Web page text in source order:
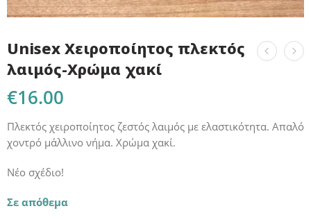
Unisex Χειροποίητος πλεκτός
λαιμός-Χρώμα χακί
€16.00
Πλεκτός χειροποίητος ζεστός λαιμός με ελαστικότητα. Απαλό
χοντρό μάλλινο νήμα. Χρώμα χακί.
Νέο σχέδιο!
Σε απόθεμα